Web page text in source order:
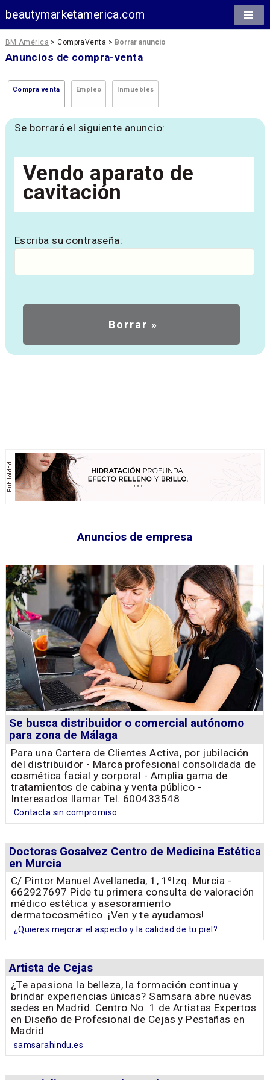
beautymarketamerica.com
BM América > CompraVenta > Borrar anuncio
Anuncios de compra-venta
Compra venta Empleo Inmuebles
Se borrará el siguiente anuncio:
Vendo aparato de
cavitación
Escriba su contraseña:
Anuncios de empresa
Se busca distribuidor o comercial autónomo
para zona de Málaga
Para una Cartera de Clientes Activa, por jubilación
del distribuidor - Marca profesional consolidada de
cosmética facial y corporal - Amplia gama de
tratamientos de cabina y venta público -
Interesados llamar Tel. 600433548
Contacta sin compromiso
Doctoras Gosalvez Centro de Medicina Estética
en Murcia
C/ Pintor Manuel Avellaneda, 1, 1ºIzq. Murcia -
662927697 Pide tu primera consulta de valoración
médico estética y asesoramiento
dermatocosmético. ¡Ven y te ayudamos!
¿Quieres mejorar el aspecto y la calidad de tu piel?
Artista de Cejas
¿Te apasiona la belleza, la formación continua y
brindar experiencias únicas? Samsara abre nuevas
sedes en Madrid. Centro No. 1 de Artistas Expertos
en Diseño de Profesional de Cejas y Pestañas en
Madrid
samsarahindu.es